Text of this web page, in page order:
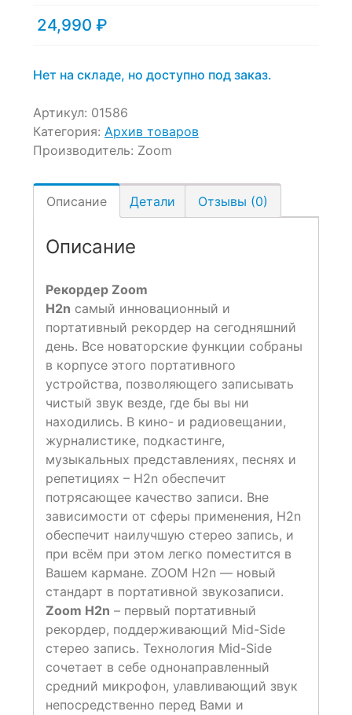
24,990 ₽
Нет на складе, но доступно под заказ.
Артикул: 01586
Категория: Архив товаров
Производитель: Zoom
Описание Детали Отзывы (0)
Описание
Рекордер Zoom
H2n самый инновационный и
портативный рекордер на сегодняшний
день. Все новаторские функции собраны
в корпусе этого портативного
устройства, позволяющего записывать
чистый звук везде, где бы вы ни
находились. В кино- и радиовещании,
журналистике, подкастинге,
музыкальных представлениях, песнях и
репетициях – Н2n обеспечит
потрясающее качество записи. Вне
зависимости от сферы применения, Н2n
обеспечит наилучшую стерео запись, и
при всём при этом легко поместится в
Вашем кармане. ZOOM H2n — новый
стандарт в портативной звукозаписи.
Zoom H2n – первый портативный
рекордер, поддерживающий Mid-Side
стерео запись. Технология Mid-Side
сочетает в себе однонаправленный
средний микрофон, улавливающий звук
непосредственно перед Вами и